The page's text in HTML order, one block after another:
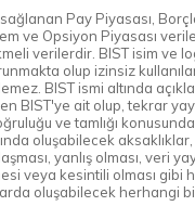
Pay Piyasası,
ve Opsiyon Piyasası
verilerdir. BIST isim ve
olup izinsiz
BIST ismi altında
BIST'ye ait olup, tekrar
ve tamlığı
oluşabilecek aksaklıklar,
yanlış olması, veri
veya kesintili olması gibi
oluşabilecek herhangi